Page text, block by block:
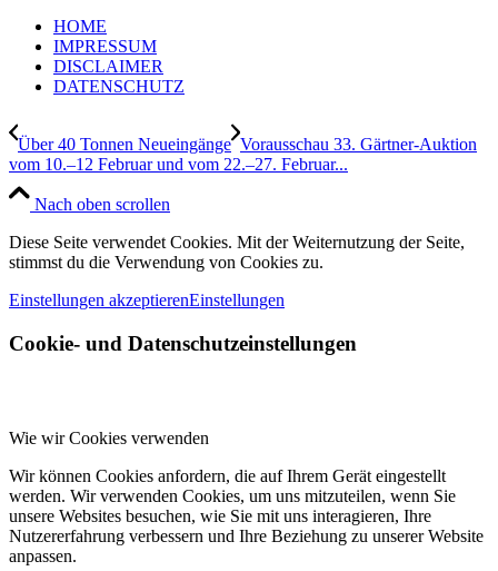
HOME
IMPRESSUM
DISCLAIMER
DATENSCHUTZ
Über 40 Tonnen Neueingänge Vorausschau 33. Gärtner-Auktion
vom 10.–12 Februar und vom 22.–27. Februar...
Nach oben scrollen
Diese Seite verwendet Cookies. Mit der Weiternutzung der Seite,
stimmst du die Verwendung von Cookies zu.
Einstellungen akzeptierenEinstellungen
Cookie- und Datenschutzeinstellungen
Wie wir Cookies verwenden
Wir können Cookies anfordern, die auf Ihrem Gerät eingestellt
werden. Wir verwenden Cookies, um uns mitzuteilen, wenn Sie
unsere Websites besuchen, wie Sie mit uns interagieren, Ihre
Nutzererfahrung verbessern und Ihre Beziehung zu unserer Website
anpassen.